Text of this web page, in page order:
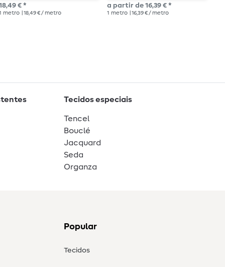
€ *
metro | 18,49 € / metro
a partir de 16,39 € *
1 metro | 16,39 € / metro
Tecidos especiais
Tencel
Bouclé
Jacquard
Seda
Organza
Popular
Tecidos